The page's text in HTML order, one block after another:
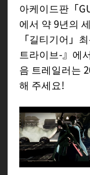
아케이드판「
에서 약 9년의
「길티기어」
트라이브-』에
음 트레일러는
해 주세요!